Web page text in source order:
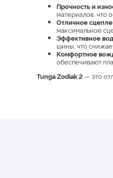
Прочность и
материалов, что
Отличное
максимальное
Эффективное
шины, что
Комфортное
обеспечивают
Tunga Zodiak 2— это